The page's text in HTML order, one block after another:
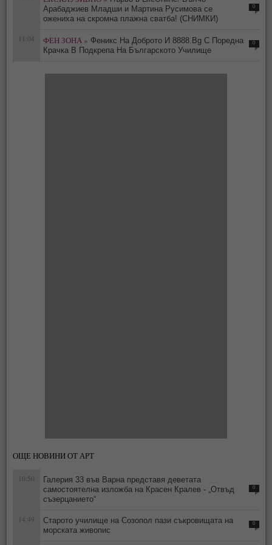
Арабаджиев Младши и Мартина Русимова сe
oжениха на скромна плажна сватба! (СНИМКИ)
0
11:04 ФЕН ЗОНА » Феникс На Доброто И 8888.Bg С Поредна
Крачка В Подкрепа На Българското Училище
0
ОЩЕ НОВИНИ ОТ АРТ
10:50
Галерия 33 във Варна представя деветата
самостоятелна изложба на Красен Кралев - „Отвъд
съзерцанието“
0
14:49
Старото училище на Созопол пази съкровищата на
морската живопис
0